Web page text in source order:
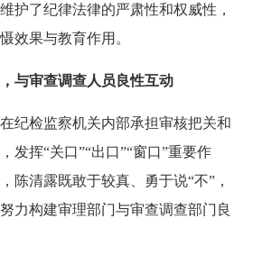
护了纪律法律的严肃性和权威性，
效果与教育作用。
与审查调查人员良性互动
检监察机关内部承担审核把关和
发挥“关口”“出口”“窗口”重要作
陈清露既敢于较真、勇于说“不”，
力构建审理部门与审查调查部门良